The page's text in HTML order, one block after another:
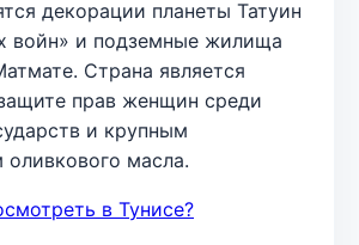
декорации планеты Татуин
войн» и подземные жилища
Страна является
прав женщин среди
и крупным
оливкового масла.
в Тунисе?